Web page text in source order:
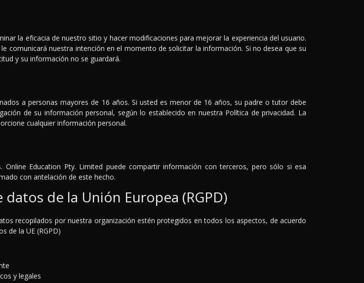
la eficacia de nuestro sitio y hacer modificaciones para mejorar la experiencia del usuario.
comunicará nuestra intención en el momento de solicitar la información. Si no desea que su
y su información no se guardará.
a personas mayores de 16 años. Si usted es menor de 16 años, su padre o tutor debe
de su información personal, según lo establecido en nuestra Política de privacidad. La
cualquier información personal.
Education Pty. Limited puede compartir información con terceros, pero sólo si esa
con antelación de este hecho.
de la Unión Europea (RGPD)
recopilados por nuestra organización estén protegidos en todos los aspectos, de acuerdo
de la UE (RGPD)
y legales